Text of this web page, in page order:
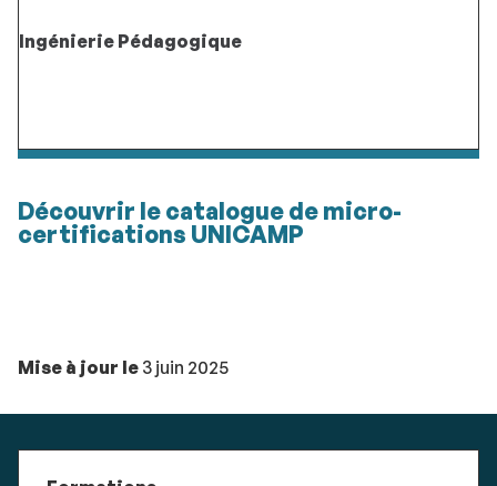
Ingénierie Pédagogique
Découvrir le catalogue de micro-
certifications UNICAMP
Mise à jour le 3 juin 2025